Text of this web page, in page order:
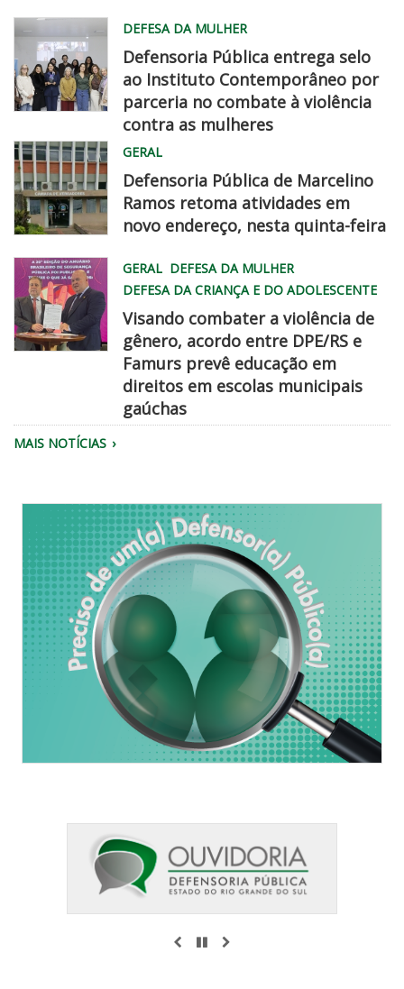
MG
0732
DEFESA DA MULHER
Defensoria Pública entrega selo
ao Instituto Contemporâneo por
parceria no combate à violência
contra as mulheres
WhatsApp
Image
2026
08
06
22
GERAL
Defensoria Pública de Marcelino
Ramos retoma atividades em
novo endereço, nesta quinta-feira
chegadisso
GERAL DEFESA DA MULHER
DEFESA DA CRIANÇA E DO ADOLESCENTE
Visando combater a violência de
gênero, acordo entre DPE/RS e
Famurs prevê educação em
direitos em escolas municipais
gaúchas
MAIS NOTÍCIAS
ANTERIOR
PAUSAR